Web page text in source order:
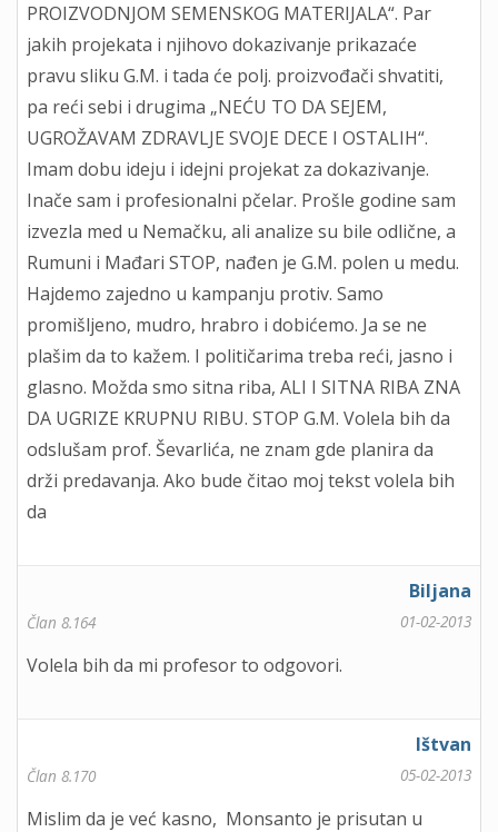
PROIZVODNJOM SEMENSKOG MATERIJALA“. Par
jakih projekata i njihovo dokazivanje prikazaće
pravu sliku G.M. i tada će polj. proizvođači shvatiti,
pa reći sebi i drugima „NEĆU TO DA SEJEM,
UGROŽAVAM ZDRAVLJE SVOJE DECE I OSTALIH“.
Imam dobu ideju i idejni projekat za dokazivanje.
Inače sam i profesionalni pčelar. Prošle godine sam
izvezla med u Nemačku, ali analize su bile odlične, a
Rumuni i Mađari STOP, nađen je G.M. polen u medu.
Hajdemo zajedno u kampanju protiv. Samo
promišljeno, mudro, hrabro i dobićemo. Ja se ne
plašim da to kažem. I političarima treba reći, jasno i
glasno. Možda smo sitna riba, ALI I SITNA RIBA ZNA
DA UGRIZE KRUPNU RIBU. STOP G.M. Volela bih da
odslušam prof. Ševarlića, ne znam gde planira da
drži predavanja. Ako bude čitao moj tekst volela bih
da
Biljana
Član 8.164 01-02-2013
Volela bih da mi profesor to odgovori.
Ištvan
Član 8.170 05-02-2013
Mislim da je već kasno, Monsanto je prisutan u